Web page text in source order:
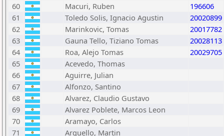
60
Macuri, Ruben
196606
61
Toledo Solis, Ignacio Agustin
20020899
62
Marinkovic, Tomas
20017782
63
Gauna Tello, Tiziano Tomas
20028113
64
Roa, Alejo Tomas
20029705
65
Acevedo, Thomas
66
Aguirre, Julian
67
Alfonzo, Santino
68
Alvarez, Claudio Gustavo
69
Alvarez Poblete, Marcos Leon
70
Aramayo, Carlos
71
Arguello, Martin